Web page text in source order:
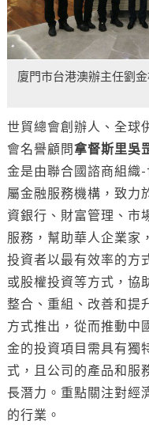
廈門市台港澳辦主任劉
世貿總會創辦人、全球
會名譽顧問拿督斯里吳
金是由聯合國諮商組織
屬金融服務機構，致力
資銀行、財富管理、市
服務，幫助華人企業家
投資者以最有效率的方
或股權投資等方式，協
整合、重組、改善和提
方式推出，從而推動中
金的投資項目需具有獨
式，且公司的產品和服
長潛力。重點關注對經
的行業。